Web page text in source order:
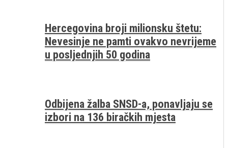
Hercegovina broji milionsku štetu:
Nevesinje ne pamti ovakvo nevrijeme
u posljednjih 50 godina
Odbijena žalba SNSD-a, ponavljaju se
izbori na 136 biračkih mjesta